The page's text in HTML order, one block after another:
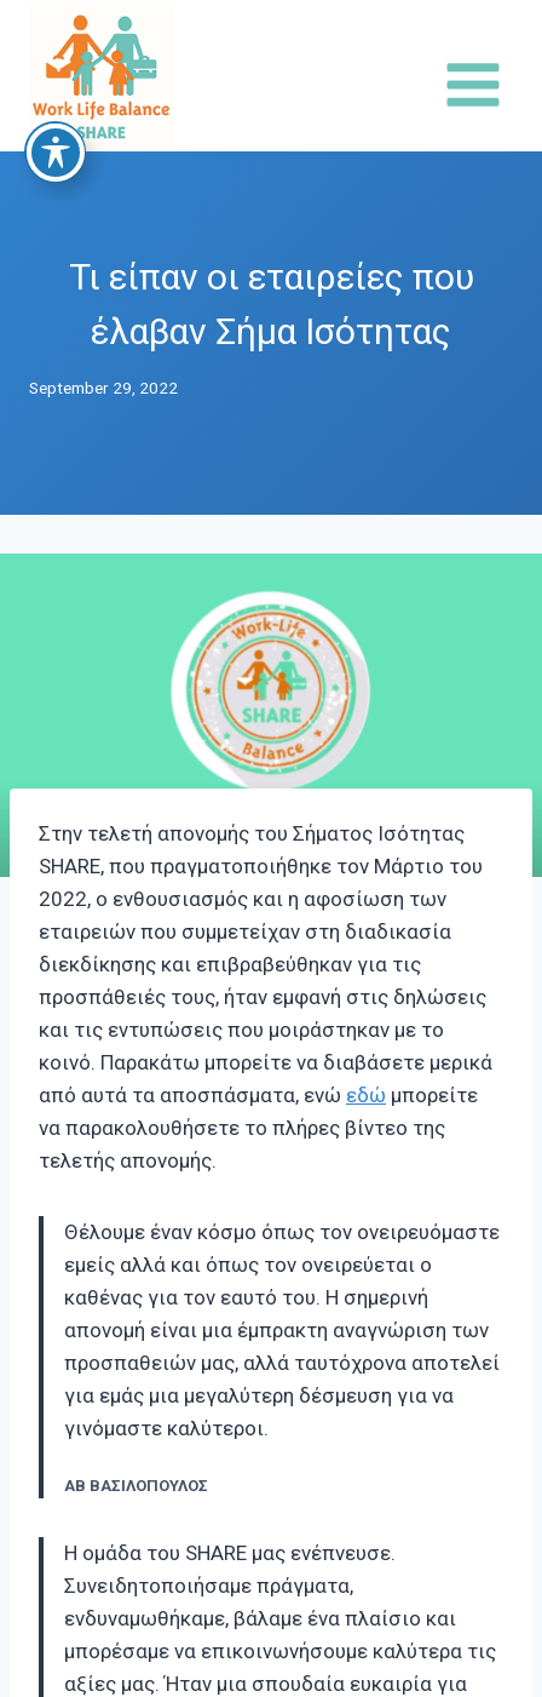
content
Τι είπαν οι εταιρείες που
έλαβαν Σήμα Ισότητας
September 29, 2022
Στην τελετή απονομής του Σήματος Ισότητας
SHARE, που πραγματοποιήθηκε τον Μάρτιο του
2022, ο ενθουσιασμός και η αφοσίωση των
εταιρειών που συμμετείχαν στη διαδικασία
διεκδίκησης και επιβραβεύθηκαν για τις
προσπάθειές τους, ήταν εμφανή στις δηλώσεις
και τις εντυπώσεις που μοιράστηκαν με το
κοινό. Παρακάτω μπορείτε να διαβάσετε μερικά
από αυτά τα αποσπάσματα, ενώ εδώ μπορείτε
να παρακολουθήσετε το πλήρες βίντεο της
τελετής απονομής.
Θέλουμε έναν κόσμο όπως τον ονειρευόμαστε
εμείς αλλά και όπως τον ονειρεύεται ο
καθένας για τον εαυτό του. Η σημερινή
απονομή είναι μια έμπρακτη αναγνώριση των
προσπαθειών μας, αλλά ταυτόχρονα αποτελεί
για εμάς μια μεγαλύτερη δέσμευση για να
γινόμαστε καλύτεροι.
ΑΒ ΒΑΣΙΛΟΠΟΥΛΟΣ
Η ομάδα του SHARE μας ενέπνευσε.
Συνειδητοποιήσαμε πράγματα,
ενδυναμωθήκαμε, βάλαμε ένα πλαίσιο και
μπορέσαμε να επικοινωνήσουμε καλύτερα τις
αξίες μας. Ήταν μια σπουδαία ευκαιρία για